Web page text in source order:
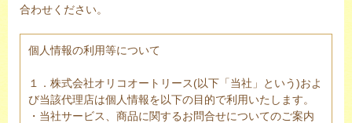
合わせください。
個人情報の利用等について
１．株式会社オリコオートリース(以下「当社」という)およ
び当該代理店は個人情報を以下の目的で利用いたします。
・当社サービス、商品に関するお問合せについてのご案内